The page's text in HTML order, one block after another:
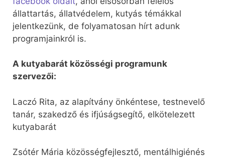
állattartás, állatvédelem, kutyás témákkal
jelentkezünk, de folyamatosan hírt adunk
programjainkról is.
A kutyabarát közösségi programunk
szervezői:
Laczó Rita, az alapítvány önkéntese, testnevelő
tanár, szakedző és ifjúságsegítő, elkötelezett
kutyabarát
Zsótér Mária közösségfejlesztő, mentálhigiénés